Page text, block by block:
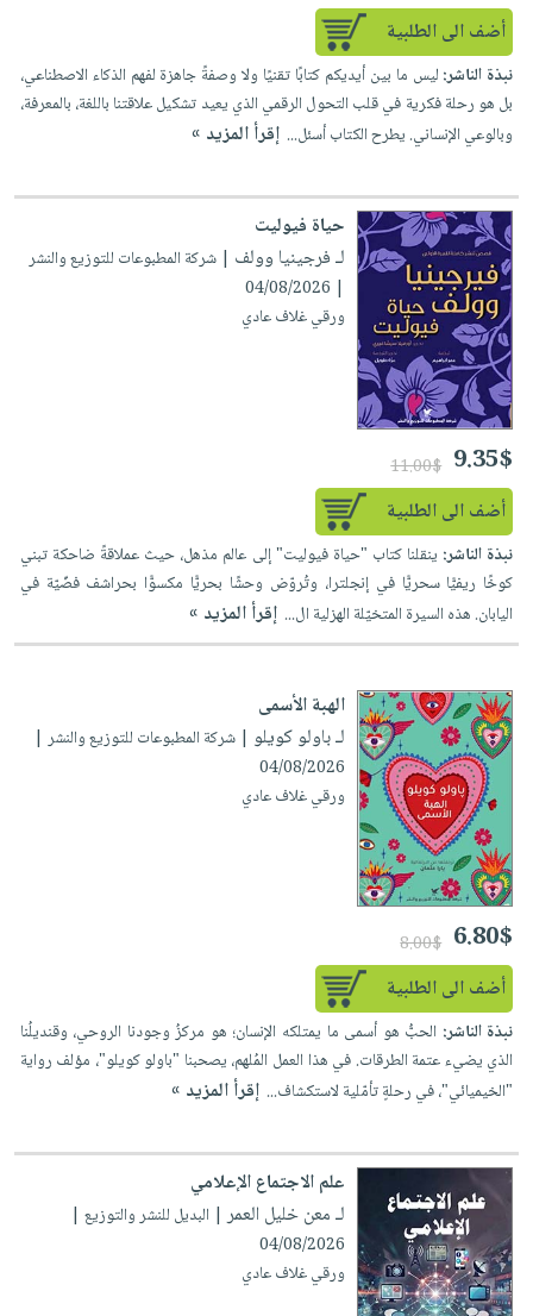
صابون
أطفال
مناسبات
فيديوهات
أسئلة
يتكرر
طرحها
نيل
وفرات
انشر
كتابك
تواصل
معنا
عربة
التسوق
نشرة
الإصدارات
أضف الى الطلبية
نبذة الناشر: ليس ما بين أيديكم كتابًا تقنيًا ولا وصفةً جاهزة لفهم الذكاء الاصطناعي،
بل هو رحلة فكرية في قلب التحول الرقمي الذي يعيد تشكيل علاقتنا باللغة، بالمعرفة،
وبالوعي الإنساني. يطرح الكتاب أسئل... إقرأ المزيد »
حياة فيوليت
لـ فرجينيا وولف | شركة المطبوعات للتوزيع والنشر
| 04/08/2026
ورقي غلاف عادي
9.35$
11.00$
أضف الى الطلبية
نبذة الناشر: ينقلنا كتاب "حياة فيوليت" إلى عالم مذهل، حيث عملاقةً ضاحكة تبني
كوخًا ريفيًّا سحريًّا في إنجلترا، وتُروّض وحشًا بحريًّا مكسوًّا بحراشف فضّيّة في
اليابان. هذه السيرة المتخيّلة الهزلية ال... إقرأ المزيد »
الهبة الأسمى
لـ باولو كويلو | شركة المطبوعات للتوزيع والنشر |
04/08/2026
ورقي غلاف عادي
6.80$
8.00$
أضف الى الطلبية
نبذة الناشر: الحبُّ هو أسمى ما يمتلكه الإنسان؛ هو مركزُ وجودنا الروحي، وقنديلُنا
الذي يضيء عتمة الطرقات. في هذا العمل المُلهم، يصحبنا "باولو كويلو"، مؤلف رواية
"الخيميائي"، في رحلةٍ تأمّلية لاستكشاف... إقرأ المزيد »
علم الاجتماع الإعلامي
لـ معن خليل العمر| البديل للنشر والتوزيع |
04/08/2026
ورقي غلاف عادي